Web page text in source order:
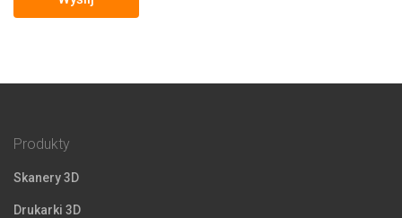
Produkty
Skanery 3D
Drukarki 3D